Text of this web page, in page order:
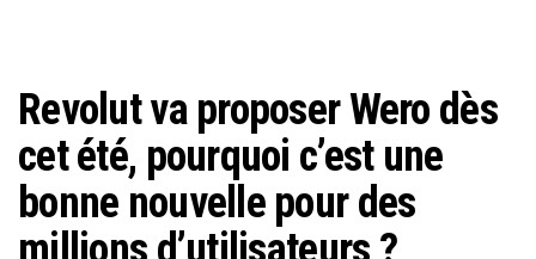
Revolut va proposer Wero dès
cet été, pourquoi c’est une
bonne nouvelle pour des